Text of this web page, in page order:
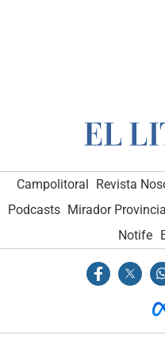
Campolitoral Revista
Podcasts Mirador
Notife